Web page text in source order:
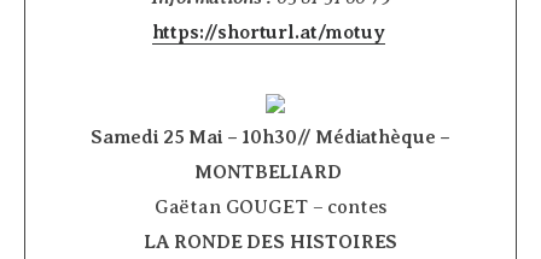
https://shorturl.at/motuy
Samedi 25 Mai – 10h30// Médiathèque –
MONTBELIARD
Gaëtan GOUGET – contes
LA RONDE DES HISTOIRES